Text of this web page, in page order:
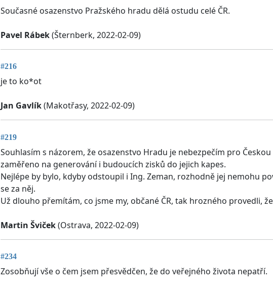
Současné osazenstvo Pražského hradu dělá ostudu celé ČR.
Pavel Rábek(Šternberk, 2022-02-09)
#216
je to ko*ot
Jan Gavlík(Makotřasy, 2022-02-09)
#219
Souhlasím s názorem, že osazenstvo Hradu je nebezpečím pro
zaměřeno na generování i budoucích zisků do jejich kapes.
Nejlépe by bylo, kdyby odstoupil i Ing. Zeman, rozhodně jej nemohu
se za něj.
Už dlouho přemítám, co jsme my, občané ČR, tak hrozného provedli,
Martin Šviček(Ostrava, 2022-02-09)
#234
Zosobňují vše o čem jsem přesvědčen, že do veřejného života nepatří.